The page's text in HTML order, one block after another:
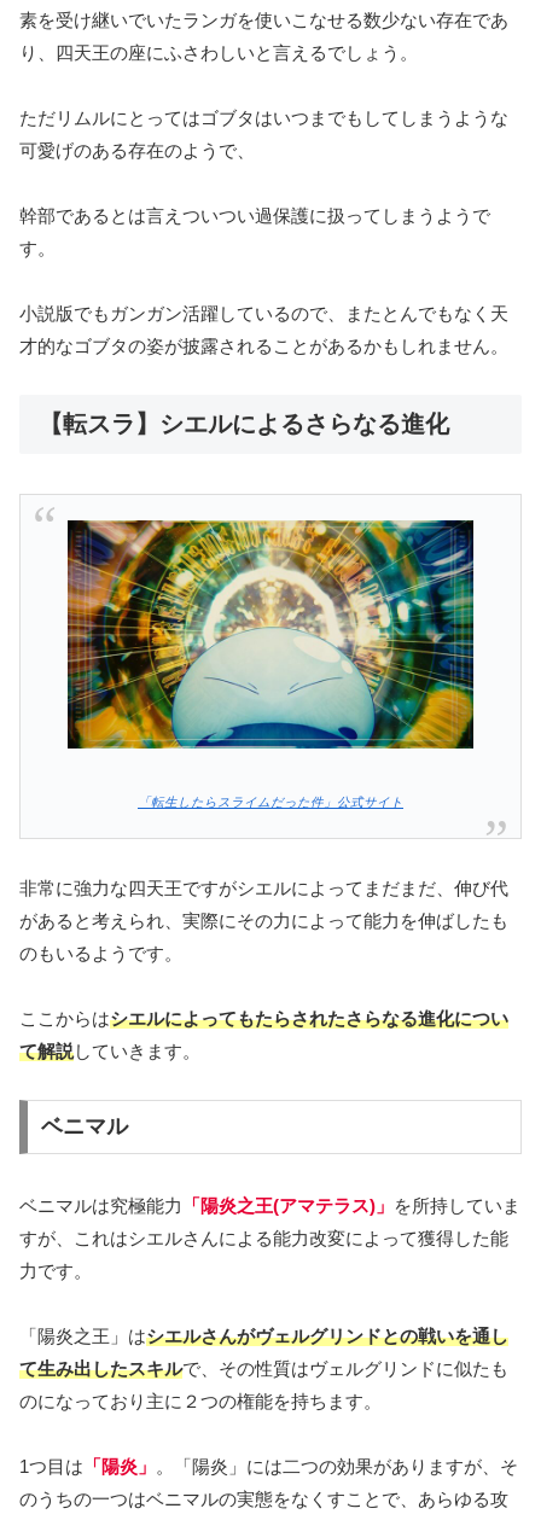
素を受け継いでいたランガを使いこなせる数少ない存在であ
り、四天王の座にふさわしいと言えるでしょう。
ただリムルにとってはゴブタはいつまでもしてしまうような
可愛げのある存在のようで、
幹部であるとは言えついつい過保護に扱ってしまうようで
す。
小説版でもガンガン活躍しているので、またとんでもなく天
才的なゴブタの姿が披露されることがあるかもしれません。
【転スラ】シエルによるさらなる進化
「転生したらスライムだった件」公式サイト
非常に強力な四天王ですがシエルによってまだまだ、伸び代
があると考えられ、実際にその力によって能力を伸ばしたも
のもいるようです。
ここからはシエルによってもたらされたさらなる進化につい
て解説していきます。
ベニマル
ベニマルは究極能力 「陽炎之王(アマテラス)」 を所持していま
すが、これはシエルさんによる能力改変によって獲得した能
力です。
「陽炎之王」はシエルさんがヴェルグリンドとの戦いを通し
て生み出したスキルで、その性質はヴェルグリンドに似たも
のになっており主に２つの権能を持ちます。
1つ目は 「陽炎」 。「陽炎」には二つの効果がありますが、そ
のうちの一つはベニマルの実態をなくすことで、あらゆる攻